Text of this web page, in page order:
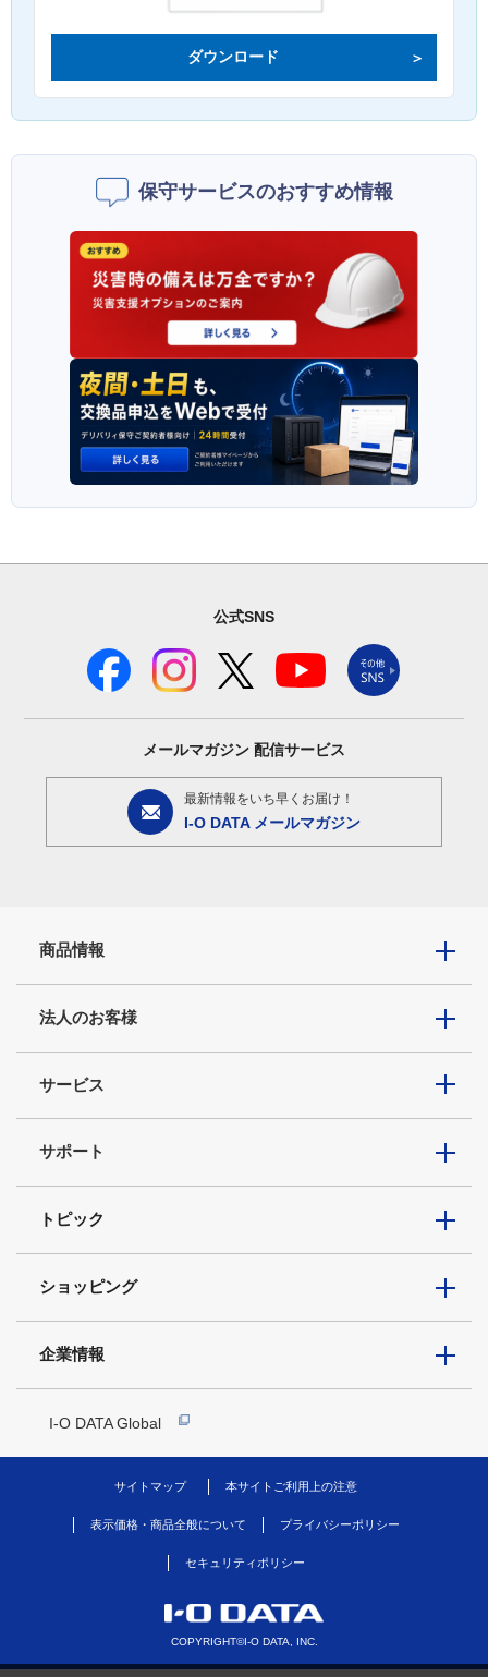
ダウンロード
保守サービスのおすすめ情報
公式SNS
メールマガジン 配信サービス
最新情報をいち早くお届け！
I-O DATA メールマガジン
商品情報
法人のお客様
サービス
サポート
トピック
ショッピング
企業情報
I-O DATA Global
サイトマップ 本サイトご利用上の注意
表示価格・商品全般について プライバシーポリシー
セキュリティポリシー
COPYRIGHT©I-O DATA, INC.